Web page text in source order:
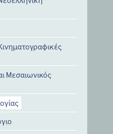
Μεσαιωνικός